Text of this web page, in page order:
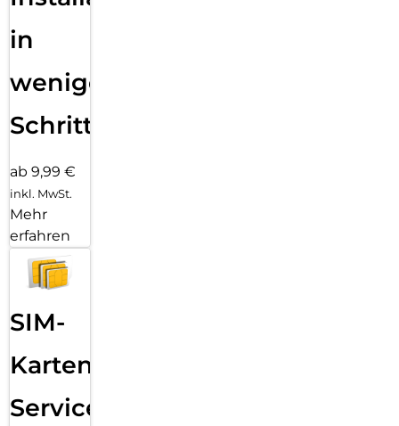
in
wenigen
Schritten
ab 9,99 €
inkl. MwSt.
Mehr
erfahren
SIM-
Karten
Service: